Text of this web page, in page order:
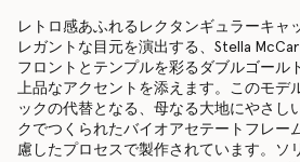
レトロ感あふれるレクタンギュラーキャ
レガントな目元を演出する、Stella
フロントとテンプルを彩るダブルゴール
上品なアクセントを添えます。このモデ
ックの代替となる、母なる大地にやさし
クでつくられたバイオアセテートフレー
慮したプロセスで製作されています。ソ